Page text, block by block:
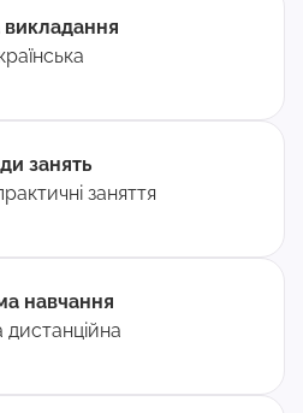
занять
заняття
навчання